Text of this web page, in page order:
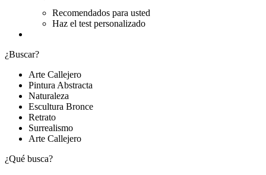
Recomendados para usted
Haz el test personalizado
¿Buscar?
Arte Callejero
Pintura Abstracta
Naturaleza
Escultura Bronce
Retrato
Surrealismo
Arte Callejero
¿Qué busca?